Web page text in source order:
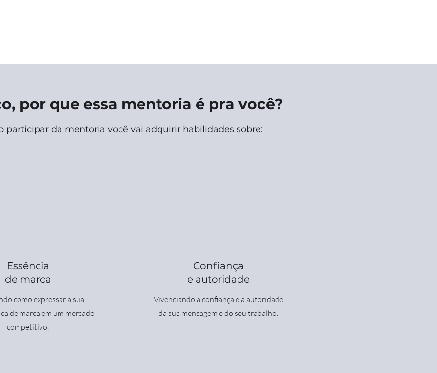
por que essa mentoria é pra você?
participar da mentoria você vai adquirir habilidades sobre:
Essência
de marca
Confiança
e autoridade
como expressar a sua
de marca em um mercado
competitivo.
Vivenciando a confiança e a autoridade
da sua mensagem e do seu trabalho.